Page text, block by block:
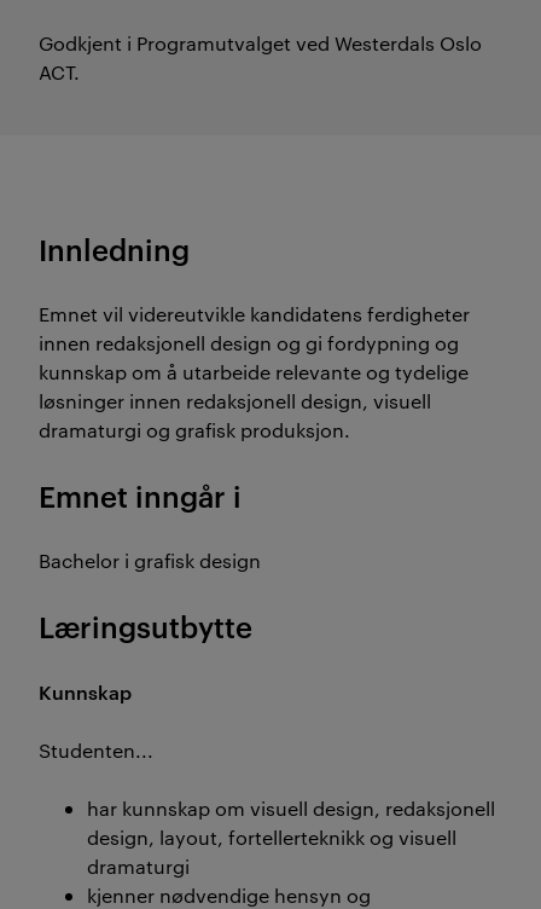
Godkjent i Programutvalget ved Westerdals Oslo
ACT.
Innledning
Emnet vil videreutvikle kandidatens ferdigheter
innen redaksjonell design og gi fordypning og
kunnskap om å utarbeide relevante og tydelige
løsninger innen redaksjonell design, visuell
dramaturgi og grafisk produksjon.
Emnet inngår i
Bachelor i grafisk design
Læringsutbytte
Kunnskap
Studenten...
har kunnskap om visuell design, redaksjonell
design, layout, fortellerteknikk og visuell
dramaturgi
kjenner nødvendige hensyn og